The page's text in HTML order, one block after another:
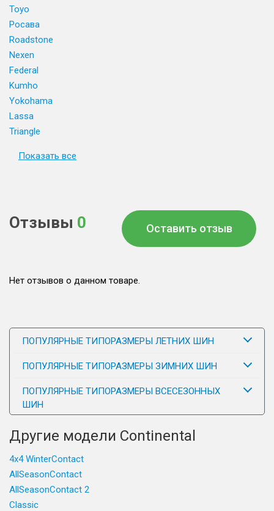
Toyo
Росава
Roadstone
Nexen
Federal
Kumho
Yokohama
Lassa
Triangle
Показать все
Отзывы 0 Оставить отзыв
Нет отзывов о данном товаре.
ПОПУЛЯРНЫЕ ТИПОРАЗМЕРЫ ЛЕТНИХ ШИН
ПОПУЛЯРНЫЕ ТИПОРАЗМЕРЫ ЗИМНИХ ШИН
ПОПУЛЯРНЫЕ ТИПОРАЗМЕРЫ ВСЕСЕЗОННЫХ
ШИН
Другие модели Continental
4x4 WinterContact
AllSeasonContact
AllSeasonContact 2
Classic